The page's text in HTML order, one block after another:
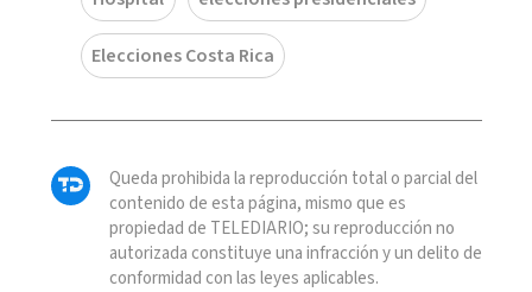
Elecciones Costa Rica
Queda prohibida la reproducción total o parcial del
contenido de esta página, mismo que es
propiedad de TELEDIARIO; su reproducción no
autorizada constituye una infracción y un delito de
conformidad con las leyes aplicables.